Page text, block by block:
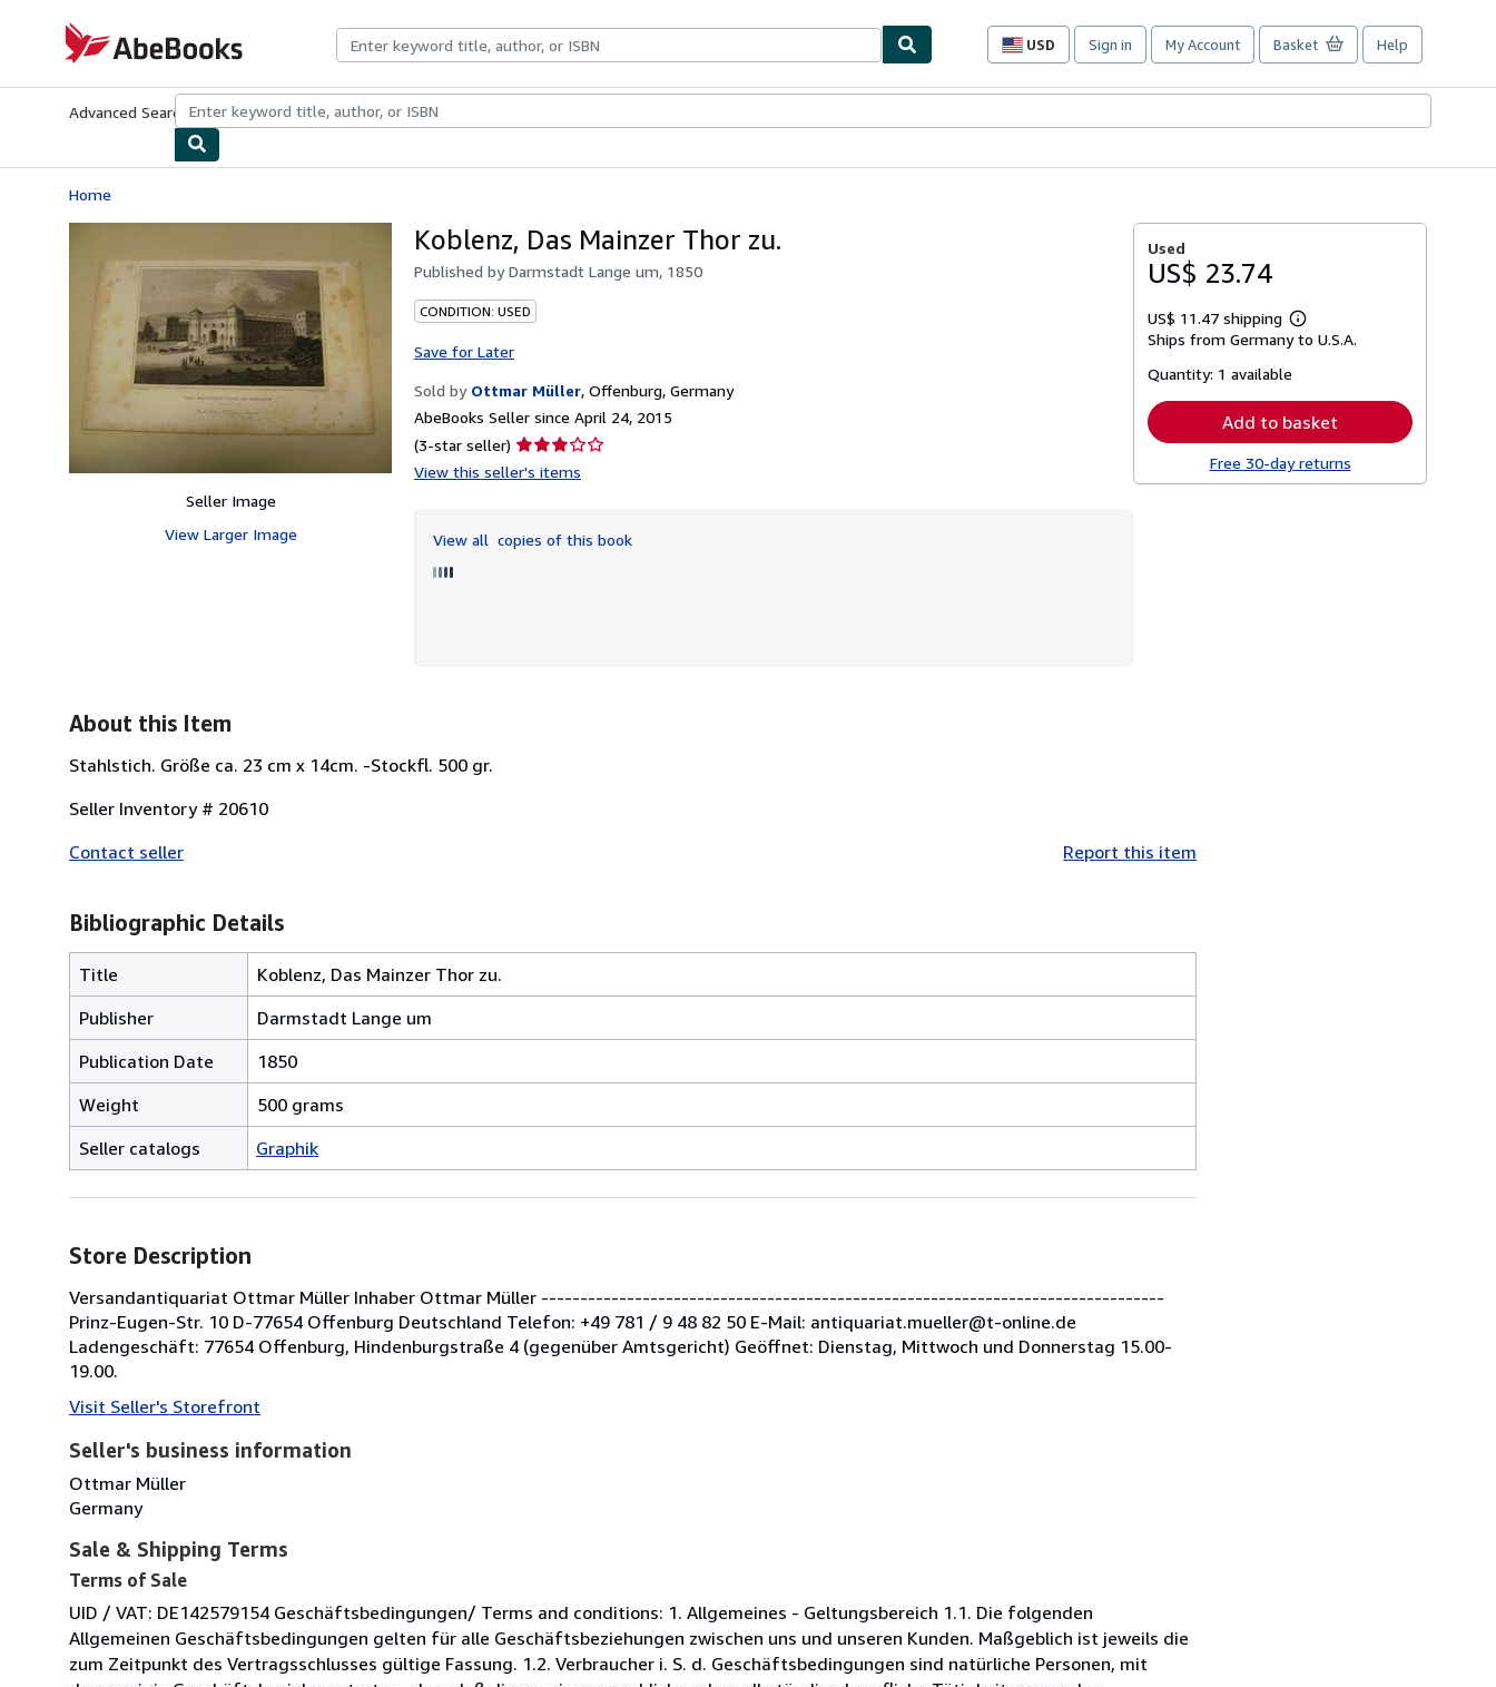
AbeBooks.com
USD
Site
preferences
Sign in My Account Basket Help
Advanced Search Browse CollectionsRare BooksArt & Collectibles
Home
Seller Image
View Larger Image
Koblenz, Das Mainzer Thor zu.
Published byDarmstadt Lange um, 1850
CONDITION: USED
Save for Later
Sold by Ottmar Müller, Offenburg, Germany
AbeBooks Seller since April 24, 2015
(3-star seller) Seller
rating
of
5
View this seller's items
View all copies of this book
Used
US$ 23.74
US$ 11.47 shipping
Learn
more
Ships from Germany to U.S.A.
Quantity: 1 available
Add to basket
Free 30-day returns
About this Item
Stahlstich. Größe ca. 23 cm x 14cm. -Stockfl. 500 gr.
Seller Inventory # 20610
Contact seller
Report this item
Bibliographic Details
Title
Koblenz, Das Mainzer Thor zu.
Publisher
Darmstadt Lange um
Publication Date
1850
Weight
500 grams
Seller catalogs
Graphik
Store Description
Versandantiquariat Ottmar Müller Inhaber Ottmar Müller --------------------------------------------------------------------------------
Prinz-Eugen-Str. 10 D-77654 Offenburg Deutschland Telefon: +49 781 / 9 48 82 50 E-Mail: antiquariat.mueller@t-online.de
Ladengeschäft: 77654 Offenburg, Hindenburgstraße 4 (gegenüber Amtsgericht) Geöffnet: Dienstag, Mittwoch und Donnerstag 15.00-
19.00.
Visit Seller's Storefront
Seller's business information
Ottmar Müller
Germany
Sale & Shipping Terms
Terms of Sale
UID / VAT: DE142579154 Geschäftsbedingungen/ Terms and conditions: 1. Allgemeines - Geltungsbereich 1.1. Die folgenden
Allgemeinen Geschäftsbedingungen gelten für alle Geschäftsbeziehungen zwischen uns und unseren Kunden. Maßgeblich ist jeweils die
zum Zeitpunkt des Vertragsschlusses gültige Fassung. 1.2. Verbraucher i. S. d. Geschäftsbedingungen sind natürliche Personen, mit